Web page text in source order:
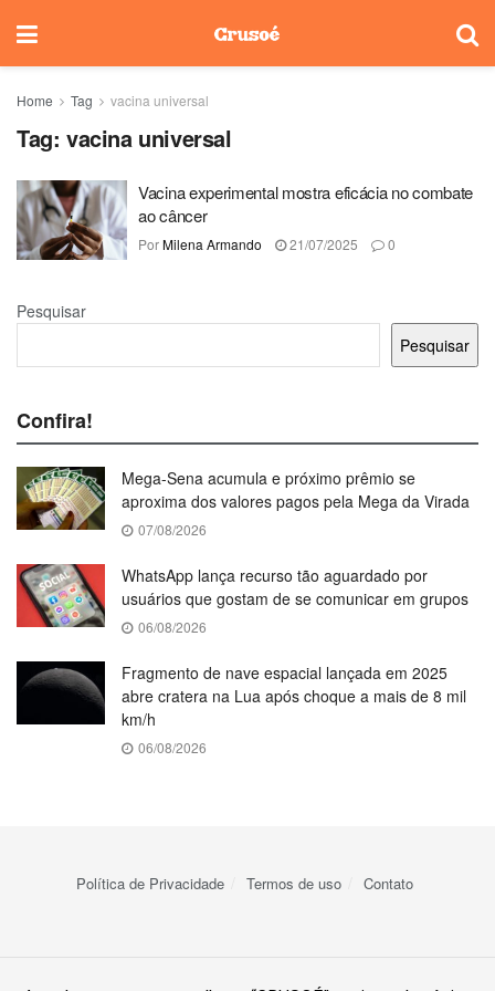
Home Tag vacina universal
Tag: vacina universal
Vacina experimental mostra eficácia no combate
ao câncer
PorMilena Armando 21/07/2025 0
Pesquisar
Pesquisar
Confira!
Mega-Sena acumula e próximo prêmio se
aproxima dos valores pagos pela Mega da Virada
07/08/2026
WhatsApp lança recurso tão aguardado por
usuários que gostam de se comunicar em grupos
06/08/2026
Fragmento de nave espacial lançada em 2025
abre cratera na Lua após choque a mais de 8 mil
km/h
06/08/2026
Política de Privacidade Termos de uso Contato